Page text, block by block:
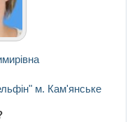
м. Кам'янське